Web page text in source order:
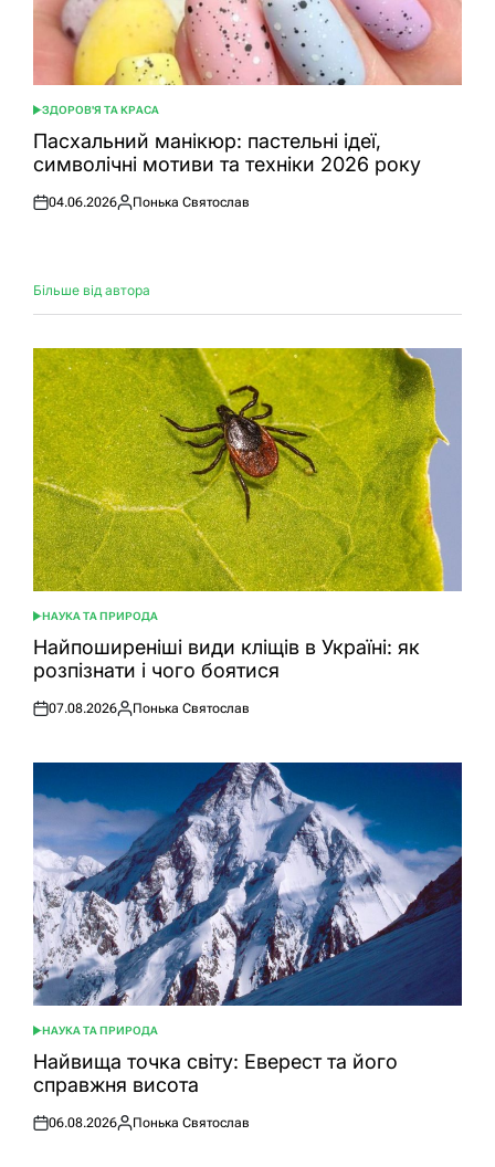
ОПУБЛІКУВАТИ
У
ЗДОРОВ'Я ТА КРАСА
Пасхальний манікюр: пастельні ідеї,
символічні мотиви та техніки 2026 року
Оприлюднено
04.06.2026
Опубліковано
Понька Святослав
Більше від автора
ОПУБЛІКУВАТИ
У
НАУКА ТА ПРИРОДА
Найпоширеніші види кліщів в Україні: як
розпізнати і чого боятися
Оприлюднено
07.08.2026
Опубліковано
Понька Святослав
ОПУБЛІКУВАТИ
У
НАУКА ТА ПРИРОДА
Найвища точка світу: Еверест та його
справжня висота
Оприлюднено
06.08.2026
Опубліковано
Понька Святослав